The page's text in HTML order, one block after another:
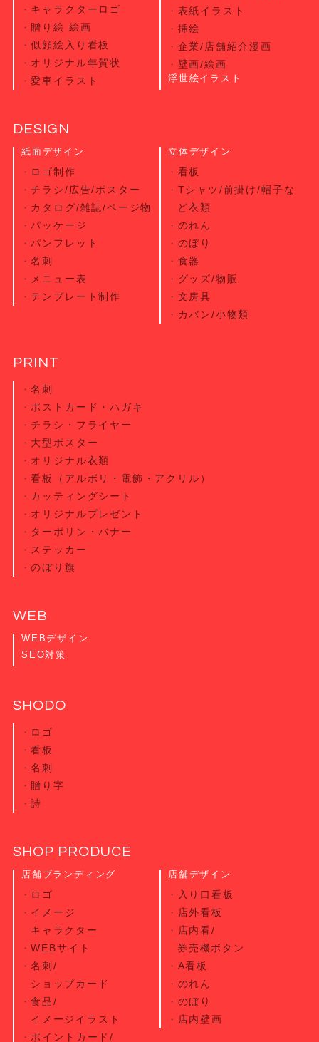
キャラクターロゴ
贈り絵 絵画
似顔絵入り看板
オリジナル年賀状
愛車イラスト
表紙イラスト
挿絵
企業/店舗紹介漫画
壁画/絵画
浮世絵イラスト
DESIGN
紙面デザイン
ロゴ制作
チラシ/広告/ポスター
カタログ/雑誌/ページ物
パッケージ
パンフレット
名刺
メニュー表
テンプレート制作
立体デザイン
看板
Tシャツ/前掛け/帽子な
ど衣類
のれん
のぼり
食器
グッズ/物販
文房具
カバン/小物類
PRINT
名刺
ポストカード・ハガキ
チラシ・ フライヤー
大型ポスター
オリジナル衣類
看板（アルポリ・電飾・アクリル）
カッティングシート
オリジナルプレゼント
ターポリン・バナー
ステッカー
のぼり旗
WEB
WEBデザイン
SEO対策
SHODO
ロゴ
看板
名刺
贈り字
詩
SHOP PRODUCE
店舗ブランディング
ロゴ
イメージ
キャラクター
WEBサイト
名刺/
ショップカード
食品/
イメージイラスト
ポイントカード/
店舗デザイン
入り口看板
店外看板
店内看/
券売機ボタン
A看板
のれん
のぼり
店内壁画